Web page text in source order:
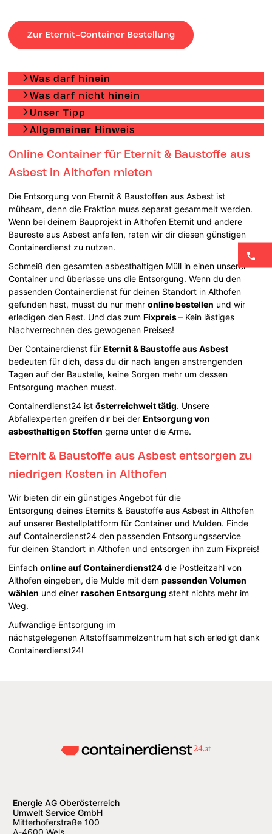
Zur Eternit-Container Bestellung
Was darf hinein
Was darf nicht hinein
Unser Tipp
Allgemeiner Hinweis
Online Container für Eternit & Baustoffe aus
Asbest in Althofen mieten
Die Entsorgung von Eternit & Baustoffen aus Asbest ist
mühsam, denn die Fraktion muss separat gesammelt werden.
Wenn bei deinem Bauprojekt in Althofen Eternit und andere
Baureste aus Asbest anfallen, raten wir dir diesen günstigen
Containerdienst zu nutzen.
Schmeiß den gesamten asbesthaltigen Müll in einen unserer
Container und überlasse uns die Entsorgung. Wenn du den
passenden Containerdienst für deinen Standort in Althofen
gefunden hast, musst du nur mehronline bestellen und wir
erledigen den Rest. Und das zumFixpreis– Kein lästiges
Nachverrechnen des gewogenen Preises!
Der Containerdienst fürEternit & Baustoffe aus Asbest
bedeuten für dich, dass du dir nach langen anstrengenden
Tagen auf der Baustelle, keine Sorgen mehr um dessen
Entsorgung machen musst.
Containerdienst24 istösterreichweit tätig. Unsere
Abfallexperten greifen dir bei derEntsorgung von
asbesthaltigen Stoffen gerne unter die Arme.
Eternit & Baustoffe aus Asbest entsorgen zu
niedrigen Kosten in Althofen
Wir bieten dir ein günstiges Angebot für die
Entsorgung deines Eternits & Baustoffe aus Asbest in Althofen
auf unserer Bestellplattform für Container und Mulden. Finde
auf Containerdienst24 den passenden Entsorgungsservice
für deinen Standort in Althofen und entsorgen ihn zum Fixpreis!
Einfachonline auf Containerdienst24 die Postleitzahl von
Althofen eingeben, die Mulde mit dempassenden Volumen
wählen und einerraschen Entsorgung steht nichts mehr im
Weg.
Aufwändige Entsorgung im
nächstgelegenen Altstoffsammelzentrum hat sich erledigt dank
Containerdienst24!
Energie AG Oberösterreich
Umwelt Service GmbH
Mitterhoferstraße 100